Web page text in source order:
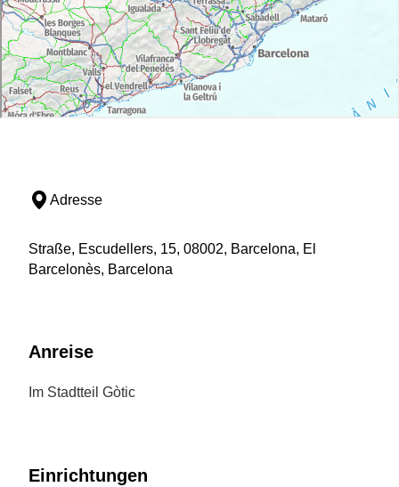
Adresse
Straße, Escudellers, 15, 08002, Barcelona, El
Barcelonès, Barcelona
Anreise
Im Stadtteil Gòtic
Einrichtungen